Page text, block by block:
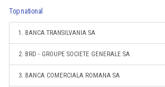
Top national
1. BANCA TRANSILVANIA SA
2. BRD - GROUPE SOCIETE GENERALE SA
3. BANCA COMERCIALA ROMANA SA